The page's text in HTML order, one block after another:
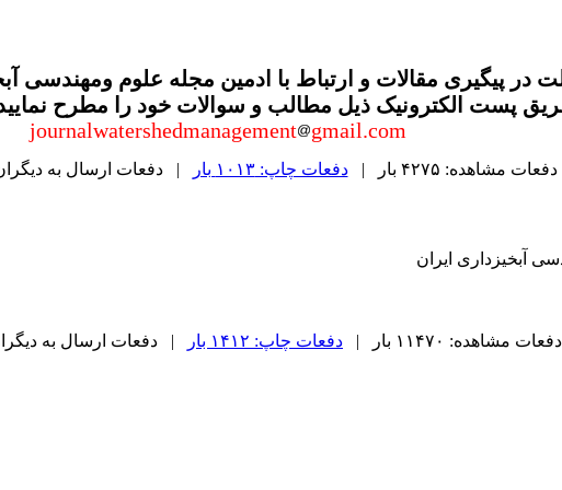
در پیگیری مقالات و ارتباط با ادمین مجله علوم ومهندسی
پست الکترونیک ذیل مطالب و سوالات خود را مطرح
journalwatershedmanagement
gmail.com
دفعات مشاهده: ۴۲۷۵ بار | دفعات چاپ: ۱۰۱۳ بار | دفعات ارسال به دیگران: ۰
آبخیزداری ایران
دفعات مشاهده: ۱۱۴۷۰ بار | دفعات چاپ: ۱۴۱۲ بار | دفعات ارسال به دیگران: ۰